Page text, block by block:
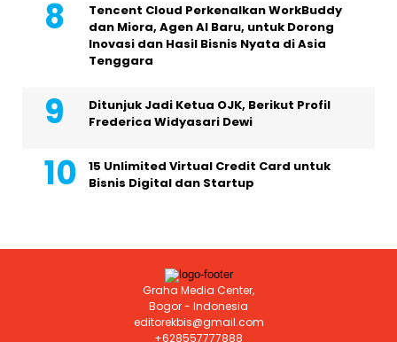
Tencent Cloud Perkenalkan WorkBuddy
dan Miora, Agen AI Baru, untuk Dorong
Inovasi dan Hasil Bisnis Nyata di Asia
Tenggara
Ditunjuk Jadi Ketua OJK, Berikut Profil
Frederica Widyasari Dewi
15 Unlimited Virtual Credit Card untuk
Bisnis Digital dan Startup
Graha Media Center,
Bogor - Indonesia
editorekbis@gmail.com
+628557777888